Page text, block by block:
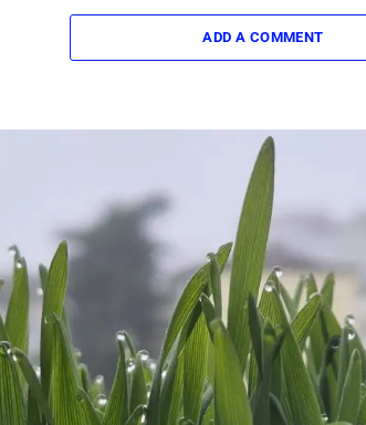
ADD A COMMENT